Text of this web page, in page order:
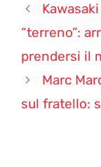
“terreno”:
prendersi il
Marc
sul fratello: